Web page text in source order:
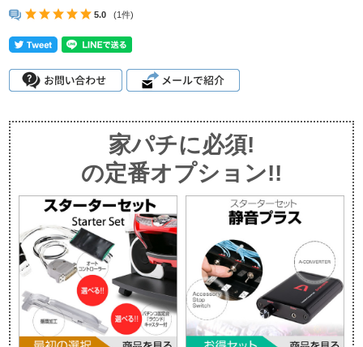
5.0 (1件)
家パチに必須!
の定番オプション!!